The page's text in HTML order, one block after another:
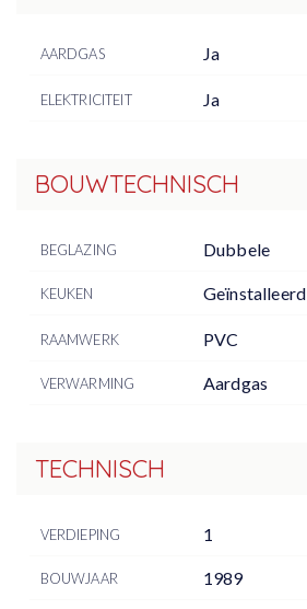
AARDGAS Ja
ELEKTRICITEIT Ja
BOUWTECHNISCH
BEGLAZING Dubbele
KEUKEN Geïnstalleerd
RAAMWERK PVC
VERWARMING Aardgas
TECHNISCH
VERDIEPING 1
BOUWJAAR 1989